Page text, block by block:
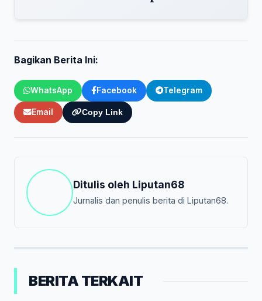
Bagikan Berita Ini:
WhatsApp Facebook Telegram
Email Copy Link
Ditulis oleh Liputan68
Jurnalis dan penulis berita di Liputan68.
BERITA TERKAIT